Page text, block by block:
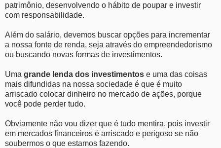
patrimônio, desenvolvendo o hábito de poupar e investir
com responsabilidade.
Além do salário, devemos buscar opções para incrementar
a nossa fonte de renda, seja através do empreendedorismo
ou buscando novas formas de investimentos.
Uma grande lenda dos investimentos e uma das coisas
mais difundidas na nossa sociedade é que é muito
arriscado colocar dinheiro no mercado de ações, porque
você pode perder tudo.
Obviamente não vou dizer que é tudo mentira, pois investir
em mercados financeiros é arriscado e perigoso se não
soubermos o que estamos fazendo.